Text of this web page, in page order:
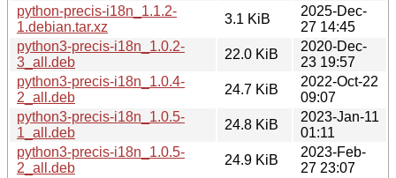
python-precis-i18n_1.1.2-
1.debian.tar.xz
3.1 KiB
2025-Dec-
27 14:45
python3-precis-i18n_1.0.2-
3_all.deb
22.0 KiB
2020-Dec-
23 19:57
python3-precis-i18n_1.0.4-
2_all.deb
24.7 KiB
2022-Oct-22
09:07
python3-precis-i18n_1.0.5-
1_all.deb
24.8 KiB
2023-Jan-11
01:11
python3-precis-i18n_1.0.5-
2_all.deb
24.9 KiB
2023-Feb-
27 23:07